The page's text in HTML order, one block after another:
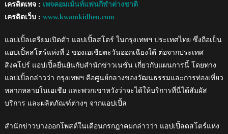
เครดิตเพจ : เพจคอมเม้นท์แฟนกีฬาต่างชาติ
เครดิตเว็บ : www.kwamkidhen.com
แอปเปิ้ลเตรียมเปิดตัว แอปเปิ้ลสโตร์ ในกรุงเทพฯ ประเทศไทย ซึ่งถือเป็น
แอปเปิ้ลสโตร์แห่งที่ 2 ของเอเชียตะวันออกเฉียงใต้ ต่อจากประเทศ
สิงคโปร์ แอปเปิ้ลยืนยันกับสำนักข่าวเนชั่น เกี่ยวกับแผนการนี้ โดยทาง
แอปเปิ้ลกล่าวว่า กรุงเทพฯ คือศูนย์กลางของวัฒนธรรมและการท่องเที่ยว
หลากหลายในเอเชีย และพวกเขาหวังว่าจะได้ให้บริการที่นี่ได้สัมผัส
บริการ และผลิตภัณฑ์ต่างๆ จากแอปเปิ้ล
สำนักข่าวบางออกโพสต์ในเดือนกรกฎาคมกล่าวว่า แอปเปิ้ลดสโตร์แห่ง